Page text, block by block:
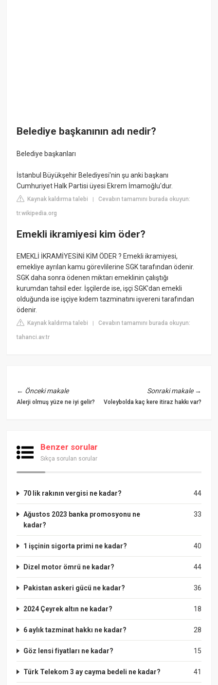
Belediye başkanının adı nedir?
Belediye başkanları
İstanbul Büyükşehir Belediyesi'nin şu anki başkanı
Cumhuriyet Halk Partisi üyesi Ekrem İmamoğlu'dur.
Kaynak kaldırma talebi |Cevabın tamamını burada okuyun:
tr.wikipedia.org
Emekli ikramiyesi kim öder?
EMEKLİ İKRAMİYESİNİ KİM ÖDER ? Emekli ikramiyesi,
emekliye ayrılan kamu görevlilerine SGK tarafından ödenir.
SGK daha sonra ödenen miktarı emeklinin çalıştığı
kurumdan tahsil eder. İşçilerde ise, işçi SGK'dan emekli
olduğunda ise işçiye kıdem tazminatını işvereni tarafından
ödenir.
Kaynak kaldırma talebi |Cevabın tamamını burada okuyun:
tahanci.av.tr
← Önceki makale
Alerji olmuş yüze ne iyi gelir?
Sonraki makale→
Voleybolda kaç kere itiraz hakkı var?
Benzer sorular
Sıkça sorulan sorular
44
70 lik rakının vergisi ne kadar?
33
Ağustos 2023 banka promosyonu ne
kadar?
40
1 işçinin sigorta primi ne kadar?
44
Dizel motor ömrü ne kadar?
36
Pakistan askeri gücü ne kadar?
18
2024 Çeyrek altın ne kadar?
28
6 aylık tazminat hakkı ne kadar?
15
Göz lensi fiyatları ne kadar?
41
Türk Telekom 3 ay cayma bedeli ne kadar?